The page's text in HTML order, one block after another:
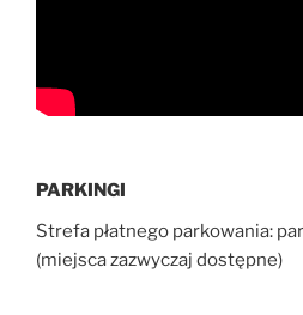
PARKINGI
Strefa płatnego parkowania:
(miejsca zazwyczaj dostępne)